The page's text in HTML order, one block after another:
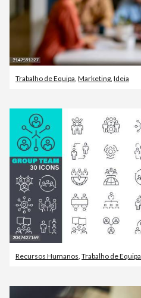
Trabalho de Equipa, Marketing, Ideia
Recursos Humanos Trabalho de Equipa